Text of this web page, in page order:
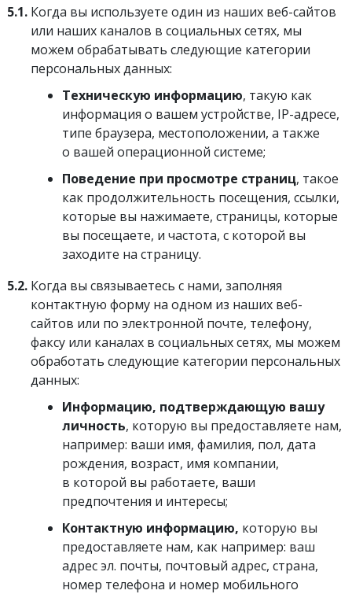
5.1. Когда вы используете один из наших веб-сайтов
или наших каналов в социальных сетях, мы
можем обрабатывать следующие категории
персональных данных:
Техническую информацию, такую как
информация о вашем устройстве, IP-адресе,
типе браузера, местоположении, а также
о вашей операционной системе;
Поведение при просмотре страниц, такое
как продолжительность посещения, ссылки,
которые вы нажимаете, страницы, которые
вы посещаете, и частота, с которой вы
заходите на страницу.
5.2. Когда вы связываетесь с нами, заполняя
контактную форму на одном из наших веб-
сайтов или по электронной почте, телефону,
факсу или каналах в социальных сетях, мы можем
обработать следующие категории персональных
данных:
Информацию, подтверждающую вашу
личность, которую вы предоставляете нам,
например: ваши имя, фамилия, пол, дата
рождения, возраст, имя компании,
в которой вы работаете, ваши
предпочтения и интересы;
Контактную информацию, которую вы
предоставляете нам, как например: ваш
адрес эл. почты, почтовый адрес, страна,
номер телефона и номер мобильного